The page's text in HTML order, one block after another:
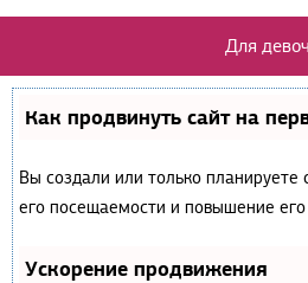
Для
Как продвинуть сайт на
Вы создали или только планируете
его посещаемости и повышение
Ускорение продвижения